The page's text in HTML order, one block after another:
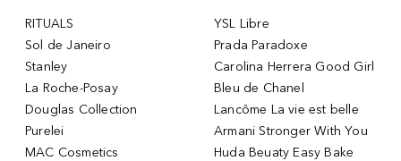
RITUALS
Sol de Janeiro
Stanley
La Roche-Posay
Douglas Collection
Purelei
MAC Cosmetics
YSL Libre
Prada Paradoxe
Carolina Herrera Good Girl
Bleu de Chanel
Lancôme La vie est belle
Armani Stronger With You
Huda Beuaty Easy Bake